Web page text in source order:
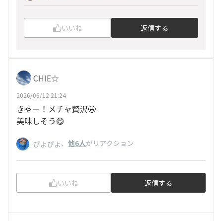
いいね 返信する
CHIE☆
2026/06/12 21:24
きゃー！メチャ贅沢🤩
美味しそう😋
ぴよぴよ、 他6人がリアクション
いいね 返信する